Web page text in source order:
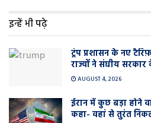
इन्हें भी पढ़े
ट्रंप प्रशासन के नए
राज्यों ने संघीय
AUGUST 4, 2026
ईरान में कुछ बड़ा होने
कहा- वहां से तुरंत